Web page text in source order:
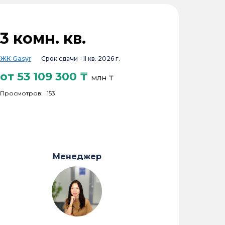
3 комн. кв.
ЖК Gasyr Срок сдачи - II кв. 2026 г.
от 53 109 300 ₸ млн ₸
Просмотров: 153
Менеджер